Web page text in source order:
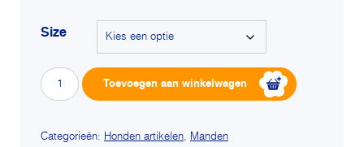
Size
Trixie
hondendeken
aantal
Toevoegen aan winkelwagen
Categorieën: Honden artikelen, Manden